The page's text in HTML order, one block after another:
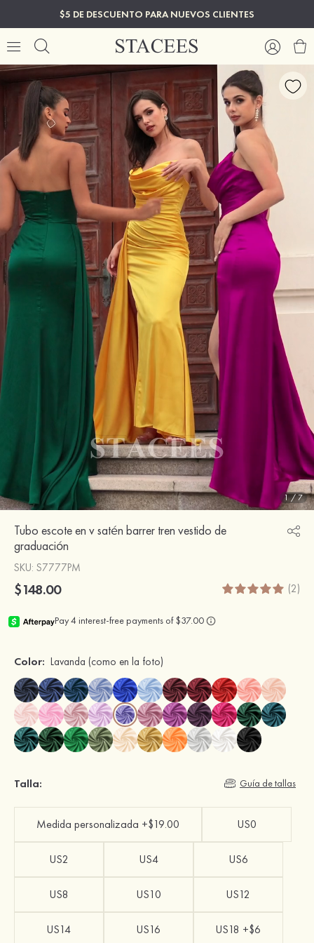
$5 DE DESCUENTO PARA NUEVOS CLIENTES
1/7
Tubo escote en v satén barrer tren vestido de
graduación
SKU: S7777PM
$148.00 (2)
Color: Lavanda (como en la foto)
Talla: Guía de tallas
Medida personalizada +$19.00 US0
US2 US4 US6
US8 US10 US12
US14 US16 US18 +$6